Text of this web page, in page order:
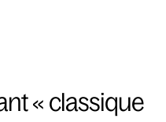
« classique